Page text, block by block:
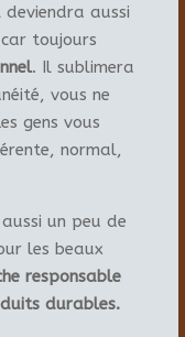
aussi
toujours
. Il sublimera
vous ne
gens vous
normal,
un peu de
les beaux
responsable
durables.